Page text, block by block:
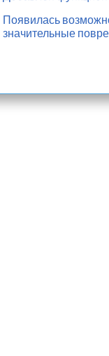
Появилась
значительные